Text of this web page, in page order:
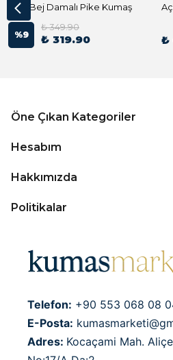
Açık Bej Damalı Pike Kumaş
%9
₺ 349.90
₺ 319.90 ₺
Öne Çıkan Kategoriler
Hesabım
Hakkımızda
Politikalar
Telefon: +90 553 068 08
E-Posta:
Adres: Kocaçami Mah.